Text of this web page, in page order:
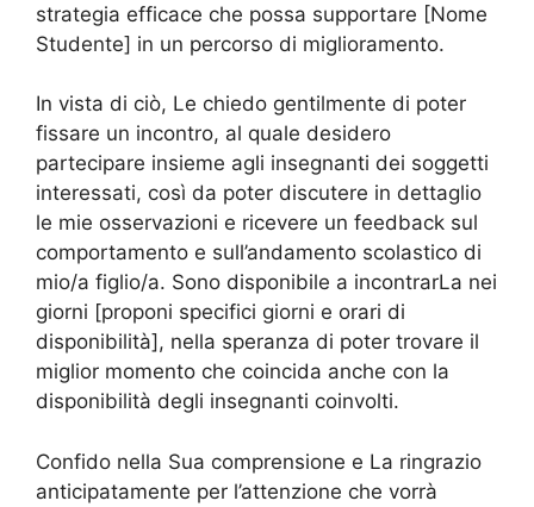
strategia efficace che possa supportare [Nome
Studente] in un percorso di miglioramento.
In vista di ciò, Le chiedo gentilmente di poter
fissare un incontro, al quale desidero
partecipare insieme agli insegnanti dei soggetti
interessati, così da poter discutere in dettaglio
le mie osservazioni e ricevere un feedback sul
comportamento e sull’andamento scolastico di
mio/a figlio/a. Sono disponibile a incontrarLa nei
giorni [proponi specifici giorni e orari di
disponibilità], nella speranza di poter trovare il
miglior momento che coincida anche con la
disponibilità degli insegnanti coinvolti.
Confido nella Sua comprensione e La ringrazio
anticipatamente per l’attenzione che vorrà